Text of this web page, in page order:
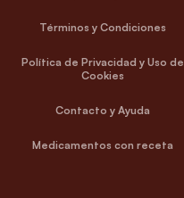
Términos y Condiciones
Política de Privacidad y Uso de
Cookies
Contacto y Ayuda
Medicamentos con receta